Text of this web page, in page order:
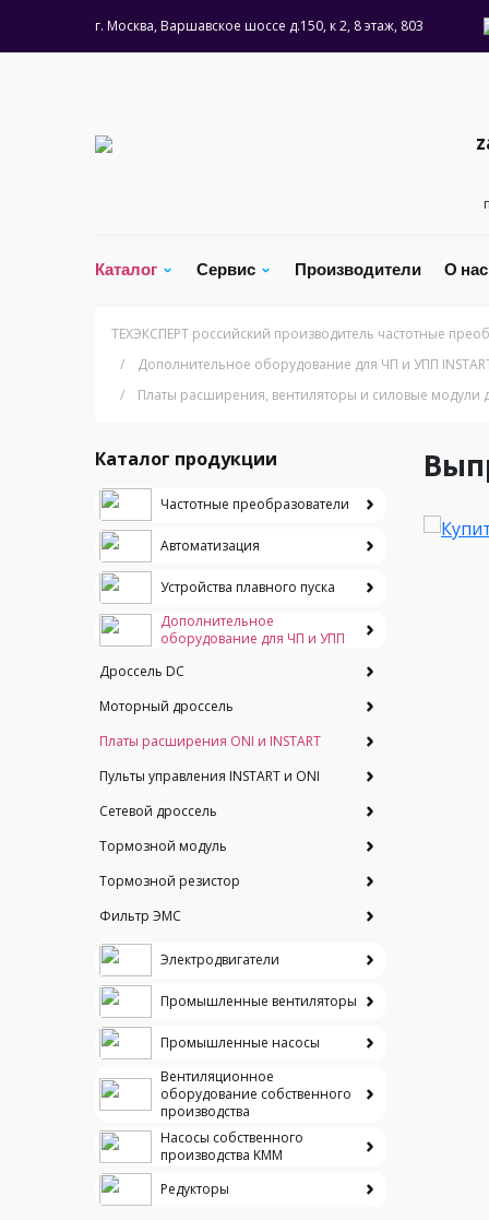
г. Москва, Варшавское шоссе д.150, к 2, 8 этаж, 803
Каталог Сервис Производители О
ТЕХЭКСПЕРТ российский производитель частотные
/
Дополнительное оборудование для ЧП и УПП
/
Платы расширения, вентиляторы и силовые модули
Каталог продукции
Частотные преобразователи
Автоматизация
Устройства плавного пуска
Дополнительное
оборудование для ЧП и УПП
Дроссель DC
Моторный дроссель
Платы расширения ONI и INSTART
Пульты управления INSTART и ONI
Сетевой дроссель
Тормозной модуль
Тормозной резистор
Фильтр ЭМС
Электродвигатели
Промышленные вентиляторы
Промышленные насосы
Вентиляционное
оборудование собственного
производства
Насосы собственного
производства KMM
Редукторы